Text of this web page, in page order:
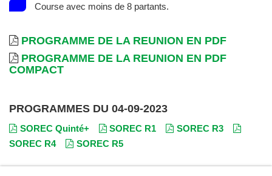
Course avec moins de 8 partants.
PROGRAMME DE LA REUNION EN PDF
PROGRAMME DE LA REUNION EN PDF
COMPACT
PROGRAMMES DU 04-09-2023
SOREC Quinté+ SOREC R1
SOREC R3
SOREC R4
SOREC R5